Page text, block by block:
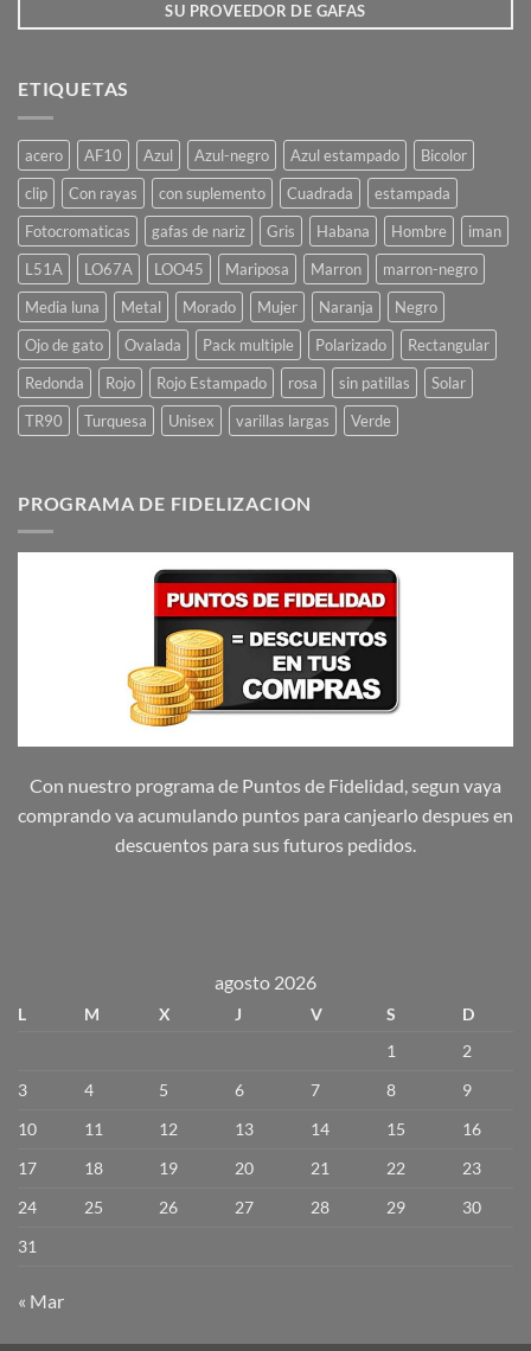
SU PROVEEDOR DE GAFAS
ETIQUETAS
acero AF10 Azul Azul-negro Azul estampado
Bicolor
clip
Con rayas con suplemento Cuadrada
estampada
Fotocromaticas
gafas de nariz Gris Habana Hombre
iman
L51A
LO67A LOO45 Mariposa Marron
marron-negro
Media luna
Metal Morado Mujer Naranja
Negro
Ojo de gato
Ovalada Pack multiple Polarizado
Rectangular
Redonda
Rojo Rojo Estampado rosa sin patillas
Solar
TR90
Turquesa Unisex varillas largas Verde
PROGRAMA DE FIDELIZACION
Con nuestro programa de Puntos de Fidelidad, segun vaya
comprando va acumulando puntos para canjearlo despues en
descuentos para sus futuros pedidos.
agosto 2026
L M X J V S
D
1
2
3
4 5 6 7 8
9
10
11 12 13 14 15
16
17
18 19 20 21 22
23
24
25 26 27 28 29
30
31
« Mar